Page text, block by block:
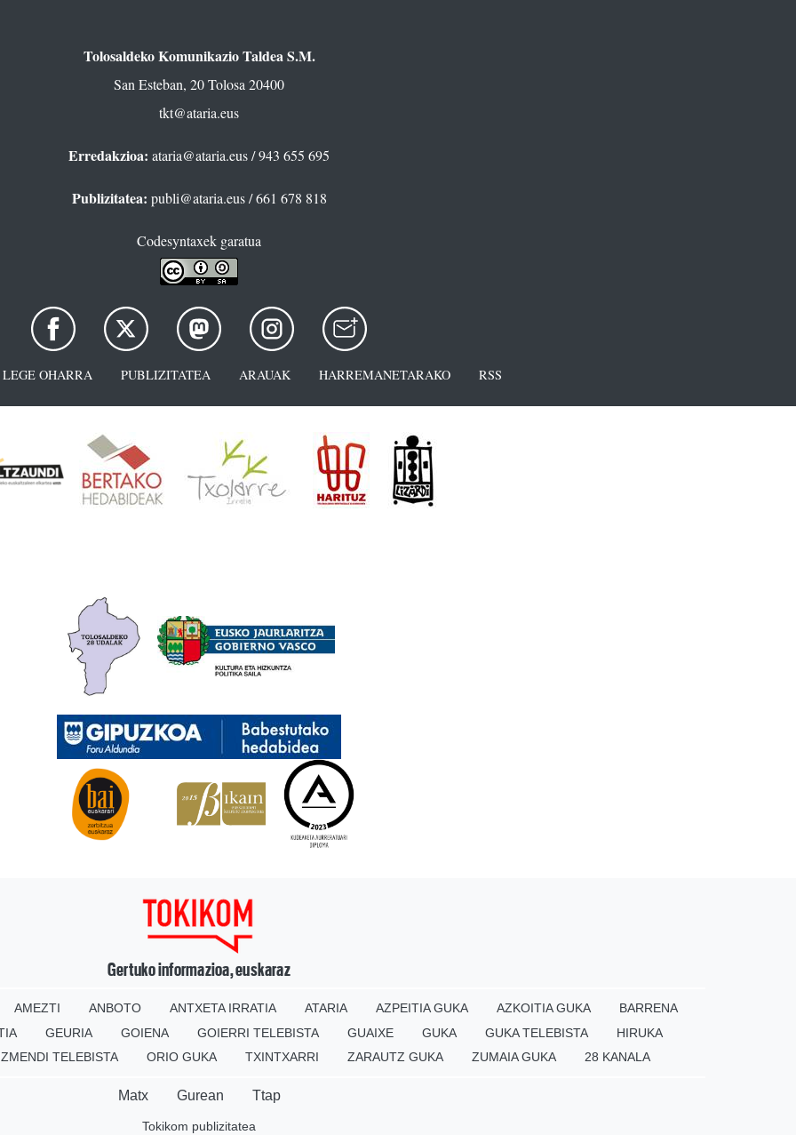
Tolosaldeko Komunikazio Taldea S.M.
San Esteban, 20 Tolosa 20400
tkt@ataria.eus
Erredakzioa: ataria@ataria.eus/ 943 655 695
Publizitatea: publi@ataria.eus/ 661 678 818
Codesyntaxek garatua
LEGE OHARRA PUBLIZITATEA ARAUAK HARREMANETARAKO RSS
Gertuko informazioa, euskaraz
AMEZTI ANBOTO ANTXETA IRRATIA ATARIA AZPEITIA GUKA AZKOITIA GUKA
BARRENA
GEURIA GOIENA GOIERRI TELEBISTA GUAIXE GUKA GUKA TELEBISTA
HIRUKA
TELEBISTA ORIO GUKA TXINTXARRI ZARAUTZ GUKA ZUMAIA GUKA 28 KANALA
Matx Gurean Ttap
Tokikom publizitatea